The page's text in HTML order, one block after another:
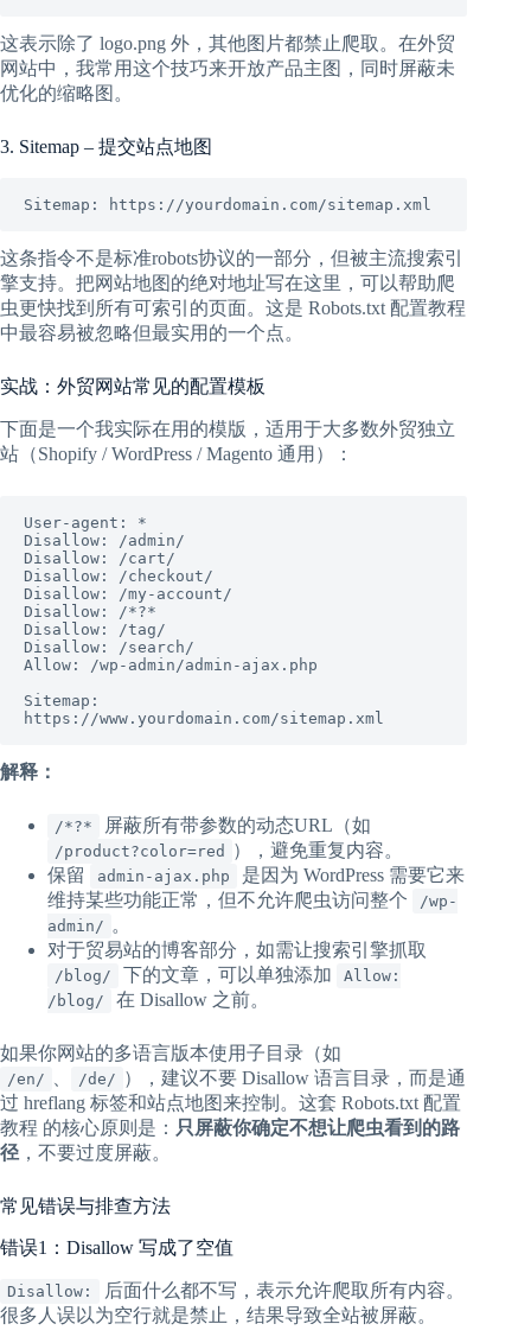
这表示除了 logo.png 外，其他图片都禁止爬取。在外贸
网站中，我常用这个技巧来开放产品主图，同时屏蔽未
优化的缩略图。
3. Sitemap – 提交站点地图
Sitemap: https://yourdomain.com/sitemap.xml
这条指令不是标准robots协议的一部分，但被主流搜索引
擎支持。把网站地图的绝对地址写在这里，可以帮助爬
虫更快找到所有可索引的页面。这是 Robots.txt 配置教程
中最容易被忽略但最实用的一个点。
实战：外贸网站常见的配置模板
下面是一个我实际在用的模版，适用于大多数外贸独立
站（Shopify / WordPress / Magento 通用）：
User-agent: *
Disallow: /admin/
Disallow: /cart/
Disallow: /checkout/
Disallow: /my-account/
Disallow: /*?*
Disallow: /tag/
Disallow: /search/
Allow: /wp-admin/admin-ajax.php
Sitemap:
https://www.yourdomain.com/sitemap.xml
解释：
/*?* 屏蔽所有带参数的动态URL（如
/product?color=red
），避免重复内容。
保留
admin-ajax.php
是因为 WordPress 需要它来
维持某些功能正常，但不允许爬虫访问整个
/wp-
admin/ 。
对于贸易站的博客部分，如需让搜索引擎抓取
/blog/ 下的文章，可以单独添加
Allow:
/blog/
在 Disallow 之前。
如果你网站的多语言版本使用子目录（如
/en/ /de/ ），建议不要 Disallow 语言目录，而是通
过 hreflang 标签和站点地图来控制。这套 Robots.txt 配置
教程 的核心原则是： 只屏蔽你确定不想让爬虫看到的路
径 ，不要过度屏蔽。
常见错误与排查方法
错误1：Disallow 写成了空值
Disallow:
后面什么都不写，表示允许爬取所有内容。
很多人误以为空行就是禁止，结果导致全站被屏蔽。